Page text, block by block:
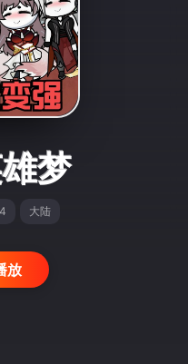
梦
大陆
放